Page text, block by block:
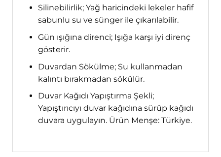
Silinebilirlik; Yağ haricindeki lekeler hafif
sabunlu su ve sünger ile çıkarılabilir.
Gün ışığına direnci; Işığa karşı iyi direnç
gösterir.
Duvardan Sökülme; Su kullanmadan
kalıntı bırakmadan sökülür.
Duvar Kağıdı Yapıştırma Şekli;
Yapıştırıcıyı duvar kağıdına sürüp kağıdı
duvara uygulayın. Ürün Menşe: Türkiye.